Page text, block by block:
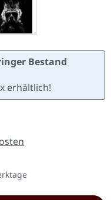
Bestand
erhältlich!